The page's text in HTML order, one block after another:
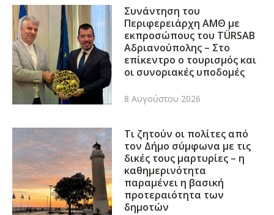
Συνάντηση του
Περιφερειάρχη ΑΜΘ με
εκπροσώπους του TÜRSAB
Αδριανούπολης – Στο
επίκεντρο ο τουρισμός και
οι συνοριακές υποδομές
8 Αυγούστου 2026
Τι ζητούν οι πολίτες από
τον Δήμο σύμφωνα με τις
δικές τους μαρτυρίες – η
καθημερινότητα
παραμένει η βασική
προτεραιότητα των
δημοτών